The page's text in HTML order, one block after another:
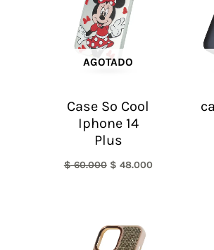
AGOTADO
Case So Cool
Iphone 14
Plus
$60.000 $ 48.000